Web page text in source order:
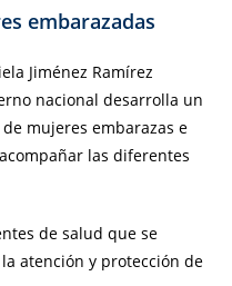
embarazadas
Jiménez Ramírez
nacional desarrolla un
mujeres embarazas e
las diferentes
de salud que se
atención y protección de